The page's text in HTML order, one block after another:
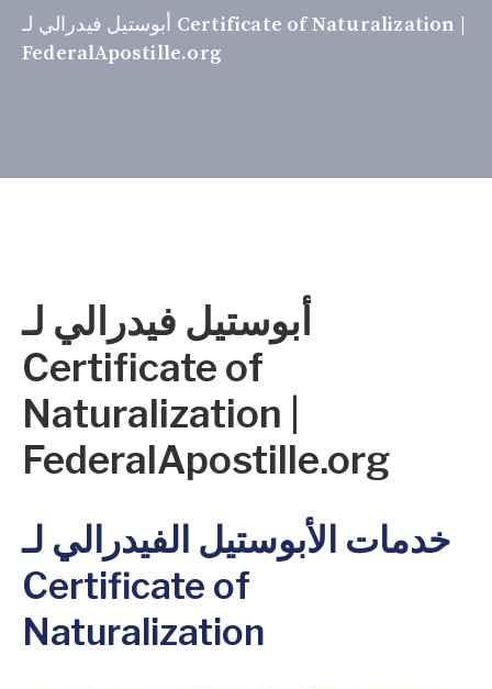
أبوستيل فيدرالي لـ Certificate of Naturalization |
FederalApostille.org
أبوستيل فيدرالي لـ
Certificate of
Naturalization |
FederalApostille.org
خدمات الأبوستيل الفيدرالي لـ
Certificate of
Naturalization